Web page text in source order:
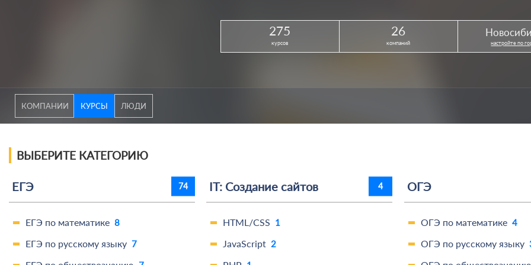
275
курсов
26
компаний настройте по
КОМПАНИИ КУРСЫ ЛЮДИ
ВЫБЕРИТЕ КАТЕГОРИЮ
ЕГЭ 74
ЕГЭ по математике 8
ЕГЭ по русскому языку 7
IT: Создание сайтов 4
HTML/CSS 1
JavaScript 2
ОГЭ
ОГЭ по математике 4
ОГЭ по русскому языку